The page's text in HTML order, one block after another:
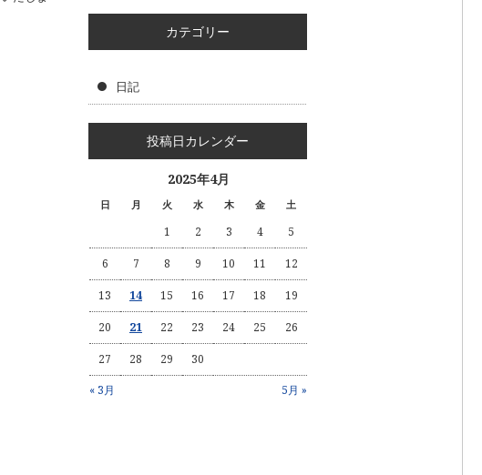
カテゴリー
日記
投稿日カレンダー
2025年4月
日 月 火 水 木 金 土
« 3月 5月 »
1 2 3 4 5
6 7 8 9 10 11 12
13 14 15 16 17 18 19
20 21 22 23 24 25 26
27 28 29 30